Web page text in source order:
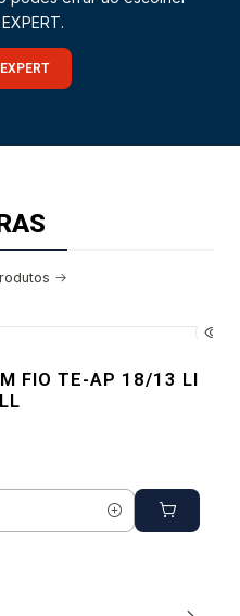
FIO TE-AP 18/13 LI